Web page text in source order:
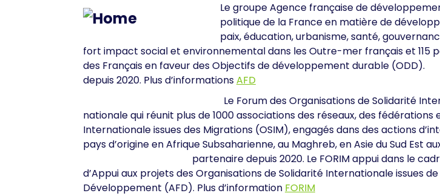
Le groupe Agence française de
politique de la France en matière de
paix, éducation, urbanisme, santé,
fort impact social et environnemental dans les Outre-mer français et 115
des Français en faveur des Objectifs de développement durable (ODD).
depuis 2020. Plus d’informationsAFD
Le Forum des Organisations de Solidarité
nationale qui réunit plus de 1000 associations des réseaux, des
Internationale issues des Migrations (OSIM), engagés dans des actions
pays d’origine en Afrique Subsaharienne, au Maghreb, en Asie du Sud Est
partenaire depuis 2020. Le FORIM appui dans le
d’Appui aux projets des Organisations de Solidarité Internationale issues
Développement (AFD). Plus d’information FORIM